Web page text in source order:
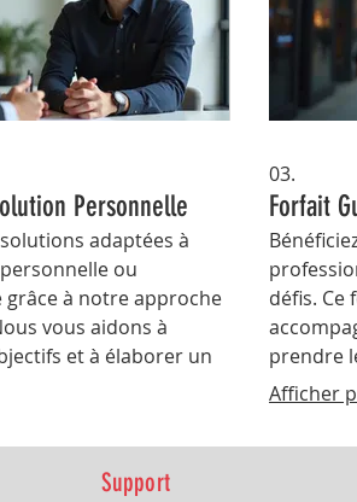
Personnelle
adaptées à
ou
à notre approche
vous aidons à
et à élaborer un
et réalisable.
03.
Forfait
défis. Ce
prendre
atteindre
Afficher
Support